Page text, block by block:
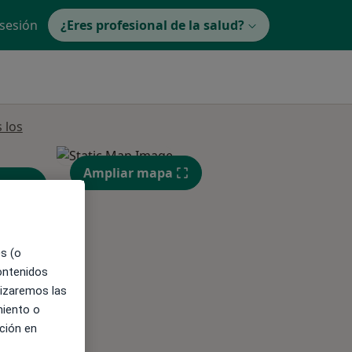
¿Eres profesional de la salud?
los
Ampliar mapa
(o
las
o
en